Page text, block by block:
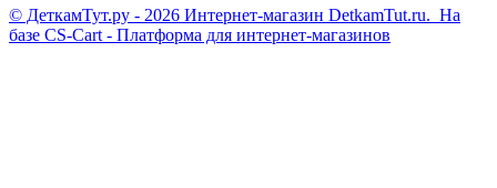
© ДеткамТут.ру - 2026 Интернет-магазин DetkamTut.ru. На
базе CS-Cart - Платформа для интернет-магазинов